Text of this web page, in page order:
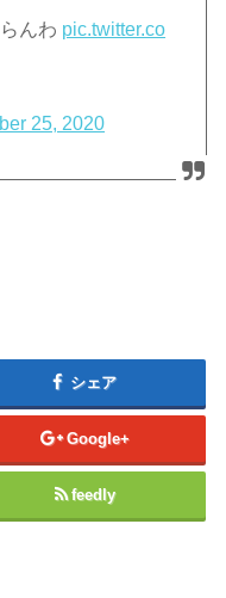
んわ pic.twitter.co
25, 2020
シェア
Google+
feedly